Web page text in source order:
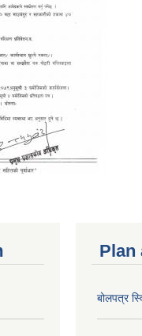
Plan
बोलपत्र